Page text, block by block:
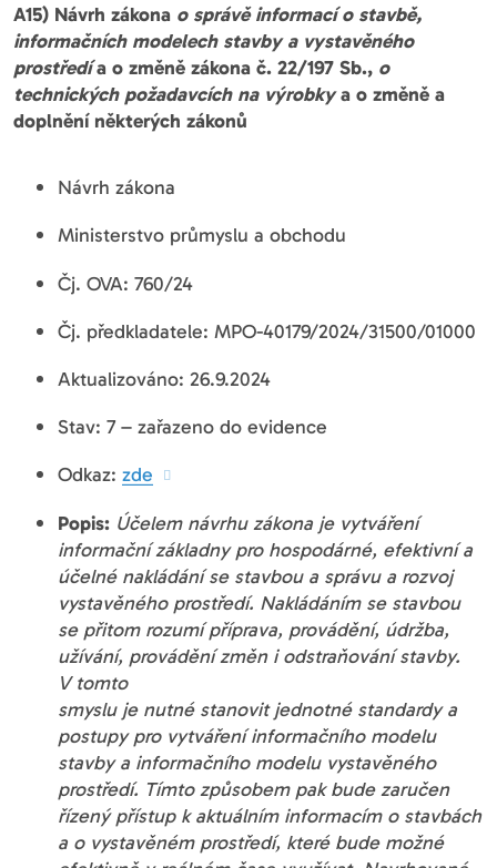
A15) Návrh zákona o správě informací o stavbě,
informačních modelech stavby a vystavěného
prostředía o změně zákona č. 22/197 Sb., o
technických požadavcích na výrobkya o změně a
doplnění některých zákonů
Návrh zákona
Ministerstvo průmyslu a obchodu
Čj. OVA: 760/24
Čj. předkladatele: MPO-40179/2024/31500/01000
Aktualizováno: 26.9.2024
Stav: 7 – zařazeno do evidence
Odkaz: zde
Popis: Účelem návrhu zákona je vytváření
informační základny pro hospodárné, efektivní a
účelné nakládání se stavbou a správu a rozvoj
vystavěného prostředí. Nakládáním se stavbou
se přitom rozumí příprava, provádění, údržba,
užívání, provádění změn i odstraňování stavby.
V tomto
smyslu je nutné stanovit jednotné standardy a
postupy pro vytváření informačního modelu
stavby a informačního modelu vystavěného
prostředí. Tímto způsobem pak bude zaručen
řízený přístup k aktuálním informacím o stavbách
a o vystavěném prostředí, které bude možné